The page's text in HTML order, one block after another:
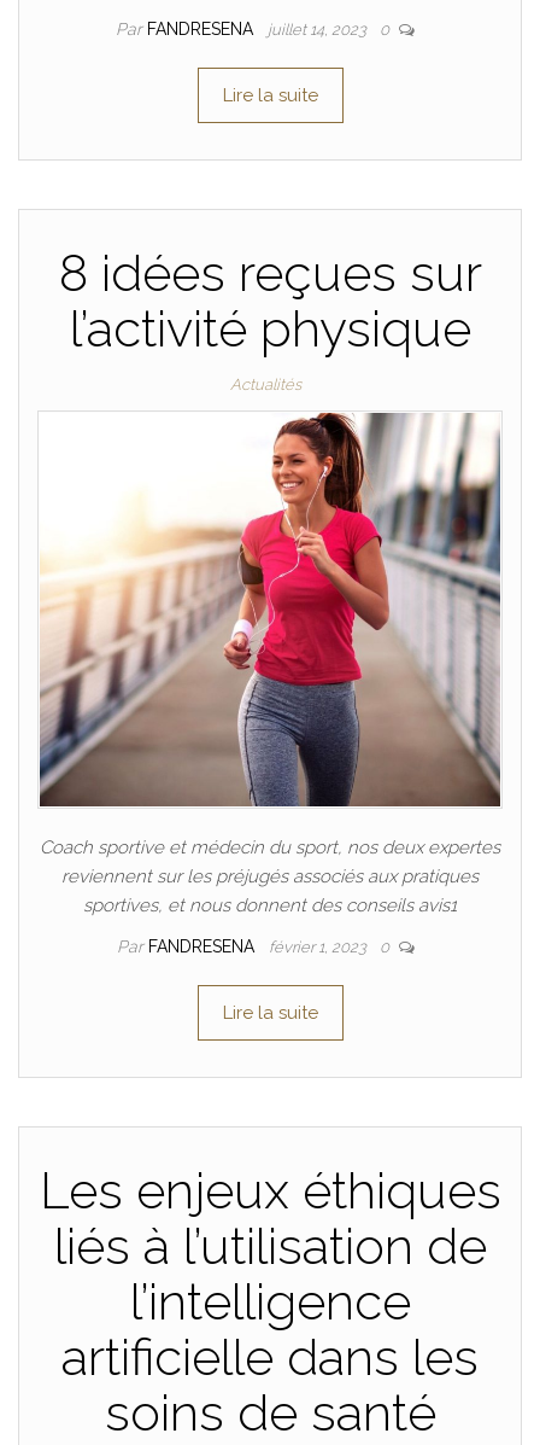
Par FANDRESENA juillet 14, 2023 0
Lire la suite
8 idées reçues sur
l’activité physique
Actualités
Coach sportive et médecin du sport, nos deux expertes
reviennent sur les préjugés associés aux pratiques
sportives, et nous donnent des conseils avis1
Par FANDRESENA février 1, 2023 0
Lire la suite
Les enjeux éthiques
liés à l’utilisation de
l’intelligence
artificielle dans les
soins de santé